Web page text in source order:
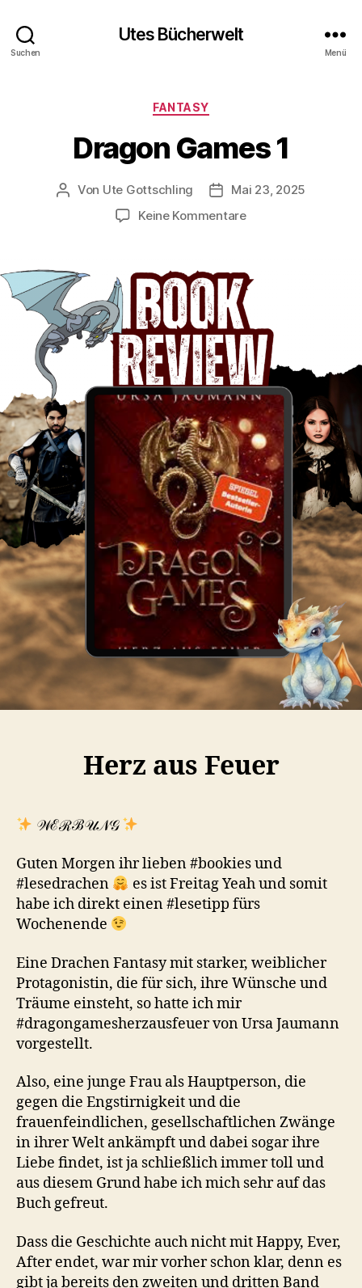
Suchen
Utes Bücherwelt
Menü
Kategorien
FANTASY
Dragon Games 1
Beitragsautor
Von Ute Gottschling Veröffentlichungsdatum
Mai 23, 2025
Keine Kommentarezu
Herz aus Feuer
𝒲ℰℛℬ𝒰𝒩𝒢
Guten Morgen ihr lieben #bookies und
#lesedrachen
es ist Freitag Yeah und somit
habe ich direkt einen #lesetipp fürs
Wochenende
Eine Drachen Fantasy mit starker, weiblicher
Protagonistin, die für sich, ihre Wünsche und
Träume einsteht, so hatte ich mir
#dragongamesherzausfeuer von Ursa Jaumann
vorgestellt.
Also, eine junge Frau als Hauptperson, die
gegen die Engstirnigkeit und die
frauenfeindlichen, gesellschaftlichen Zwänge
in ihrer Welt ankämpft und dabei sogar ihre
Liebe findet, ist ja schließlich immer toll und
aus diesem Grund habe ich mich sehr auf das
Buch gefreut.
Dass die Geschichte auch nicht mit Happy, Ever,
After endet, war mir vorher schon klar, denn es
gibt ja bereits den zweiten und dritten Band